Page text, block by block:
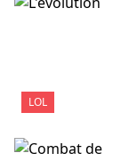
LOL